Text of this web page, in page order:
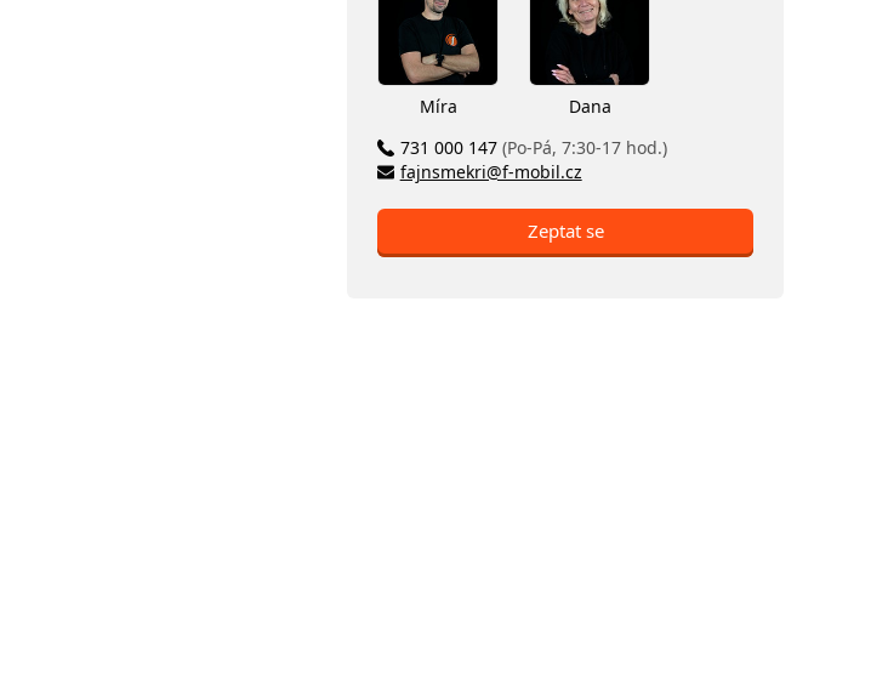
Míra
Dana
731 000 147 (Po-Pá, 7:30-17 hod.)
fajnsmekri@f-mobil.cz
Zeptat se